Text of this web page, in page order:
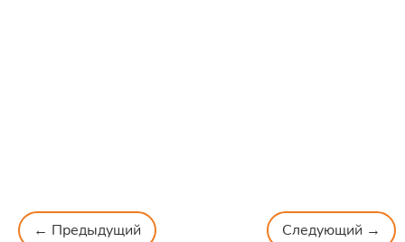
← Предыдущий Следующий →